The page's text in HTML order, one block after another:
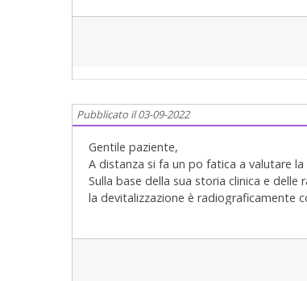
Pubblicato il 03-09-2022
Gentile paziente,
A distanza si fa un po fatica a valutare la
Sulla base della sua storia clinica e delle
la devitalizzazione è radiograficamente
3d con settaggi appositi. se da lì non si
esempio, alla masticazione avverte
potrebbe indicare la "sindrome del